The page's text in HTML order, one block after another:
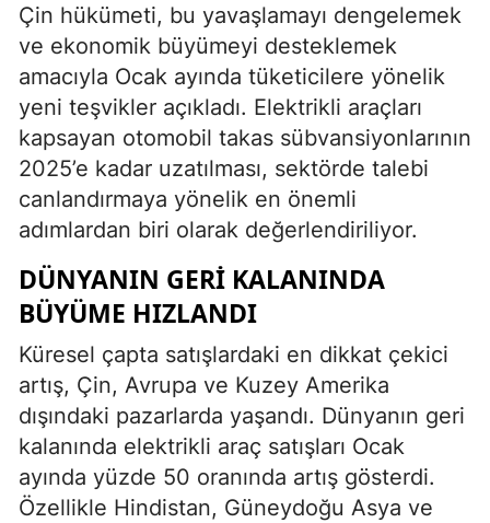
Çin hükümeti, bu yavaşlamayı dengelemek
ve ekonomik büyümeyi desteklemek
amacıyla Ocak ayında tüketicilere yönelik
yeni teşvikler açıkladı. Elektrikli araçları
kapsayan otomobil takas sübvansiyonlarının
2025’e kadar uzatılması, sektörde talebi
canlandırmaya yönelik en önemli
adımlardan biri olarak değerlendiriliyor.
DÜNYANIN GERI KALANINDA
BÜYÜME HIZLANDI
Küresel çapta satışlardaki en dikkat çekici
artış, Çin, Avrupa ve Kuzey Amerika
dışındaki pazarlarda yaşandı. Dünyanın geri
kalanında elektrikli araç satışları Ocak
ayında yüzde 50 oranında artış gösterdi.
Özellikle Hindistan, Güneydoğu Asya ve